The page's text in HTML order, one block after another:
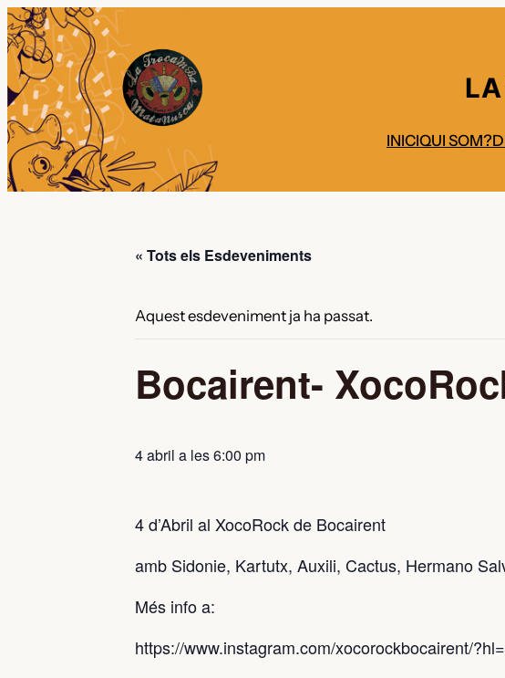
INICIQUI SOM?
« Tots els Esdeveniments
Aquest esdeveniment ja ha passat.
Bocairent-
4 abril a les 6:00 pm
4 d’Abril al XocoRock de Bocairent
amb Sidonie, Kartutx, Auxili, Cactus, Hermano
Més info a:
https://www.instagram.com/xocorockbocairent/